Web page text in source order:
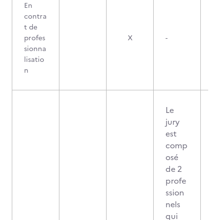
En
contra
t de
profes
sionna
lisatio
n
X -
Le
jury
est
comp
osé
de 2
profe
ssion
nels
qui